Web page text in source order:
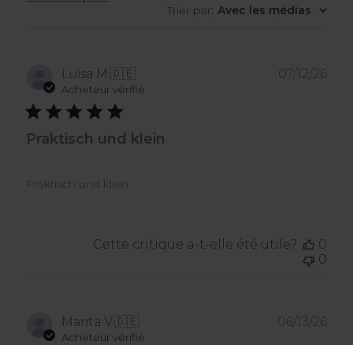
Trier par: Avec les médias
Luisa M.🇩🇪
Acheteur vérifié
Praktisch und klein
Praktisch und klein
07/12/26
Cette critique a-t-elle été utile?
0
0
Marita V.🇩🇪
Acheteur vérifié
06/13/26